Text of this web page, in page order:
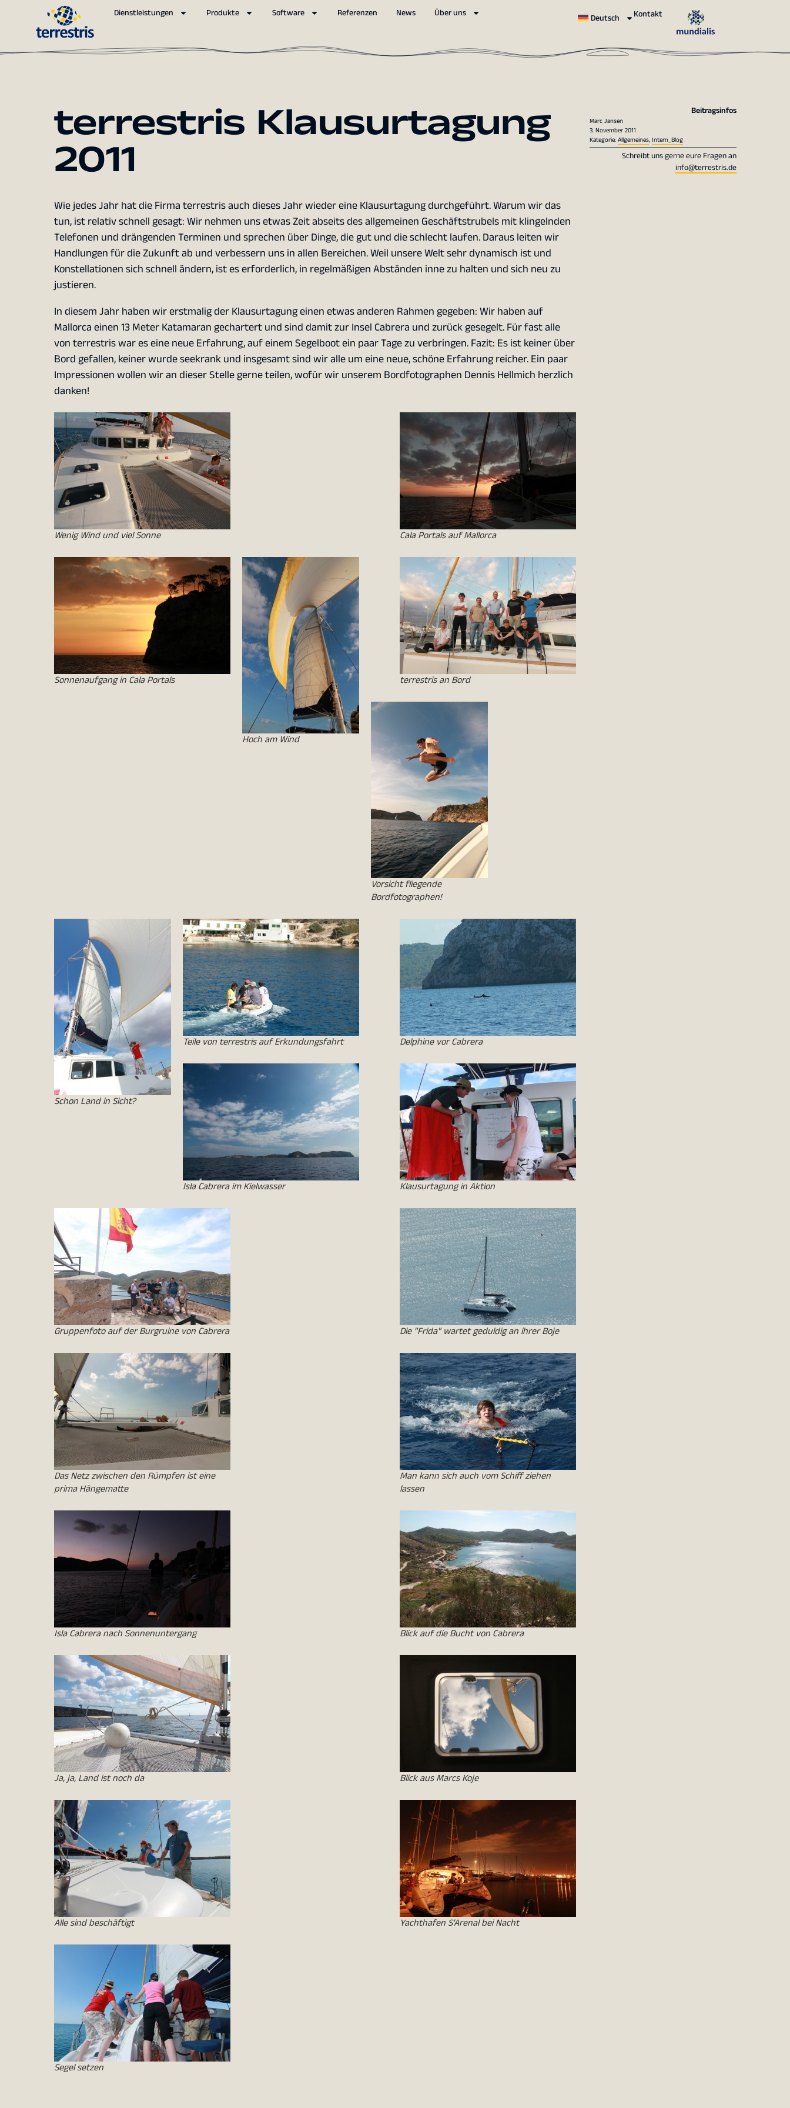
Dienstleistungen Produkte Software Referenzen News Über uns Deutsch Kontakt
terrestris Klausurtagung
2011
Wie jedes Jahr hat die Firma terrestris auch dieses Jahr wieder eine Klausurtagung durchgeführt. Warum wir das
tun, ist relativ schnell gesagt: Wir nehmen uns etwas Zeit abseits des allgemeinen Geschäftstrubels mit klingelnden
Telefonen und drängenden Terminen und sprechen über Dinge, die gut und die schlecht laufen. Daraus leiten wir
Handlungen für die Zukunft ab und verbessern uns in allen Bereichen. Weil unsere Welt sehr dynamisch ist und
Konstellationen sich schnell ändern, ist es erforderlich, in regelmäßigen Abständen inne zu halten und sich neu zu
justieren.
In diesem Jahr haben wir erstmalig der Klausurtagung einen etwas anderen Rahmen gegeben: Wir haben auf
Mallorca einen 13 Meter Katamaran gechartert und sind damit zur Insel Cabrera und zurück gesegelt. Für fast alle
von terrestris war es eine neue Erfahrung, auf einem Segelboot ein paar Tage zu verbringen. Fazit: Es ist keiner über
Bord gefallen, keiner wurde seekrank und insgesamt sind wir alle um eine neue, schöne Erfahrung reicher. Ein paar
Impressionen wollen wir an dieser Stelle gerne teilen, wofür wir unserem Bordfotographen Dennis Hellmich herzlich
danken!
Wenig Wind und viel Sonne Cala Portals auf Mallorca
Sonnenaufgang in Cala Portals terrestris an Bord
Hoch am Wind
Vorsicht fliegende
Bordfotographen!
Schon Land in Sicht?
Teile von terrestris auf Erkundungsfahrt Delphine vor Cabrera
Isla Cabrera im Kielwasser Klausurtagung in Aktion
Gruppenfoto auf der Burgruine von Cabrera Die "Frida" wartet geduldig an ihrer Boje
Das Netz zwischen den Rümpfen ist eine
prima Hängematte
Man kann sich auch vom Schiff ziehen
lassen
Isla Cabrera nach Sonnenuntergang Blick auf die Bucht von Cabrera
Ja, ja, Land ist noch da Blick aus Marcs Koje
Alle sind beschäftigt Yachthafen S'Arenal bei Nacht
Segel setzen
Beitragsinfos
Marc Jansen
3. November 2011
Kategorie:Allgemeines,Intern_Blog
Schreibt uns gerne eure Fragen an
info@terrestris.de